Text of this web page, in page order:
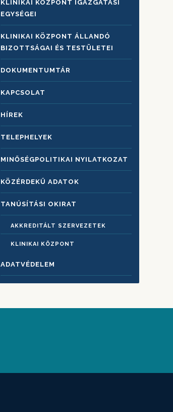
KLINIKAI KÖZPONT IGAZGATÁSI
EGYSÉGEI
KLINIKAI KÖZPONT ÁLLANDÓ
BIZOTTSÁGAI ÉS TESTÜLETEI
DOKUMENTUMTÁR
KAPCSOLAT
HÍREK
TELEPHELYEK
MINŐSÉGPOLITIKAI NYILATKOZAT
KÖZÉRDEKŰ ADATOK
TANÚSÍTÁSI OKIRAT
AKKREDITÁLT SZERVEZETEK
KLINIKAI KÖZPONT
ADATVÉDELEM